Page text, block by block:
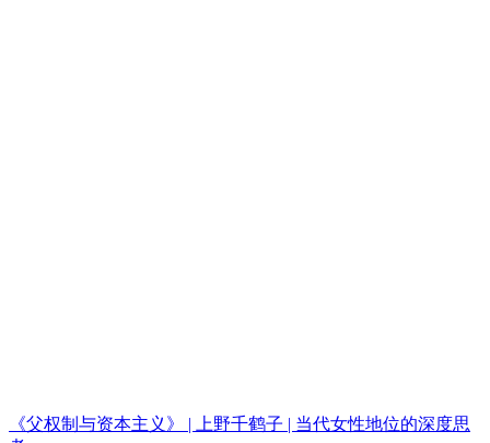
《父权制与资本主义》 | 上野千鹤子 | 当代女性地位的深度思